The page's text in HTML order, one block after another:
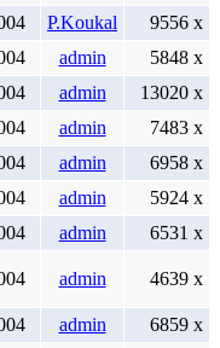
P.Koukal
9556 x
admin
5848 x
admin
13020 x
admin
7483 x
admin
6958 x
admin
5924 x
admin
6531 x
admin 4639 x
admin
6859 x